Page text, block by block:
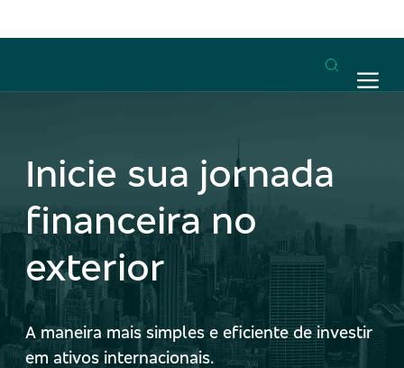
Inicie sua jornada
financeira no
exterior
A maneira mais simples e eficiente de investir
em ativos internacionais.